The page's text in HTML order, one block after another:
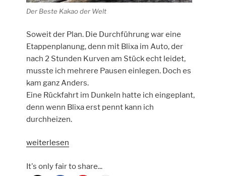
Der Beste Kakao der Welt
Soweit der Plan. Die Durchführung war eine
Etappenplanung, denn mit Blixa im Auto, der
nach 2 Stunden Kurven am Stück echt leidet,
musste ich mehrere Pausen einlegen. Doch es
kam ganz Anders.
Eine Rückfahrt im Dunkeln hatte ich eingeplant,
denn wenn Blixa erst pennt kann ich
durchheizen.
„Tag
–
weiterlesen
It's only fair to share...